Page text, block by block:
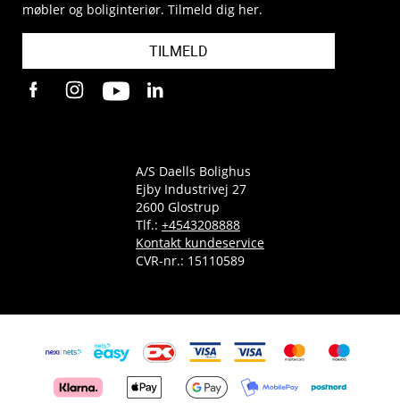
møbler og boliginteriør. Tilmeld dig her.
TILMELD
A/S Daells Bolighus
Ejby Industrivej 27
2600 Glostrup
Tlf.: +4543208888
Kontakt kundeservice
CVR-nr.: 15110589